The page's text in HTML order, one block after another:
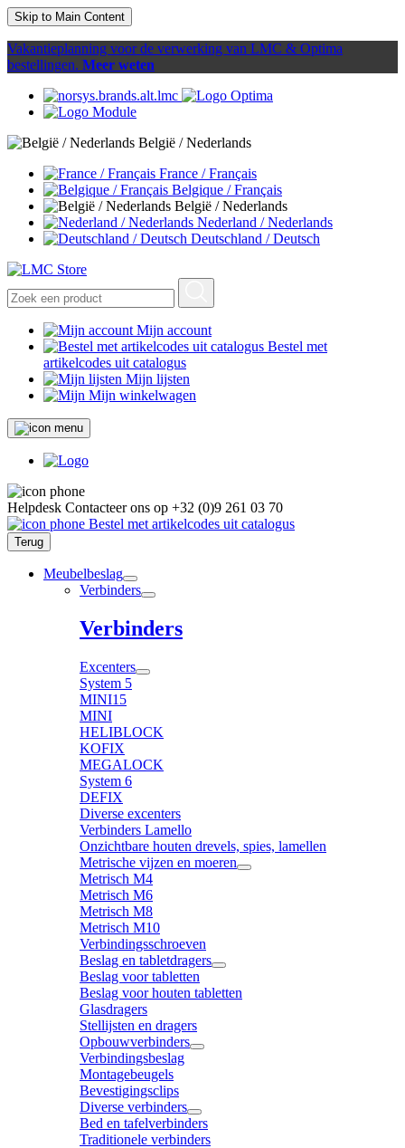
Skip to Main Content
Vakantieplanning voor de verwerking van LMC & Optima
bestellingen. Meer weten
België / Nederlands
France / Français
Belgique / Français
België / Nederlands
Nederland / Nederlands
Deutschland / Deutsch
Mijn account
Bestel met
artikelcodes uit catalogus
Mijn lijsten
Mijn winkelwagen
Helpdesk Contacteer ons op +32 (0)9 261 03 70
Bestel met artikelcodes uit catalogus
Terug
Meubelbeslag
Verbinders
Verbinders
Excenters
System 5
MINI15
MINI
HELIBLOCK
KOFIX
MEGALOCK
System 6
DEFIX
Diverse excenters
Verbinders Lamello
Onzichtbare houten drevels, spies, lamellen
Metrische vijzen en moeren
Metrisch M4
Metrisch M6
Metrisch M8
Metrisch M10
Verbindingsschroeven
Beslag en tabletdragers
Beslag voor tabletten
Beslag voor houten tabletten
Glasdragers
Stellijsten en dragers
Opbouwverbinders
Verbindingsbeslag
Montagebeugels
Bevestigingsclips
Diverse verbinders
Bed en tafelverbinders
Traditionele verbinders